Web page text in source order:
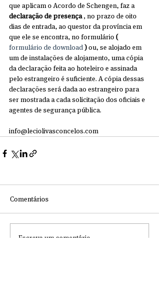
que aplicam o Acordo de Schengen, faz a
declaração de presença , no prazo de oito
dias de entrada, ao questor da província em
que ele se encontra, no formulário (
formulário de download ) ou, se alojado em
um de instalações de alojamento, uma cópia
da declaração feita ao hoteleiro e assinada
pelo estrangeiro é suficiente. A cópia dessas
declarações será dada ao estrangeiro para
ser mostrada a cada solicitação dos oficiais e
agentes de segurança pública.
info@leciolivasconcelos.com
Comentários
Escreva um comentário